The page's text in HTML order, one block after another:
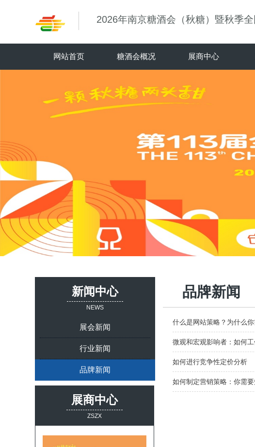
2026年南京糖酒会（秋糖）暨秋季
网站首页 糖酒会概况 展商中心
新闻中心
NEWS
展会新闻
行业新闻
品牌新闻
展商中心
ZSZX
品牌新闻
什么是网站策略？为什么
微观和宏观影响者：如何
如何进行竞争性定价分析
如何制定营销策略：你需